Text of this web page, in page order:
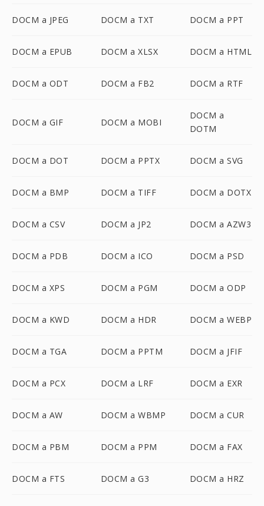
DOCM a JPEG DOCM a TXT DOCM a PPT
DOCM a EPUB DOCM a XLSX DOCM a HTML
DOCM a ODT DOCM a FB2 DOCM a RTF
DOCM a GIF DOCM a MOBI
DOCM a
DOTM
DOCM a DOT DOCM a PPTX DOCM a SVG
DOCM a BMP DOCM a TIFF DOCM a DOTX
DOCM a CSV DOCM a JP2 DOCM a AZW3
DOCM a PDB DOCM a ICO DOCM a PSD
DOCM a XPS DOCM a PGM DOCM a ODP
DOCM a KWD DOCM a HDR DOCM a WEBP
DOCM a TGA DOCM a PPTM DOCM a JFIF
DOCM a PCX DOCM a LRF DOCM a EXR
DOCM a AW DOCM a WBMP DOCM a CUR
DOCM a PBM DOCM a PPM DOCM a FAX
DOCM a FTS DOCM a G3 DOCM a HRZ